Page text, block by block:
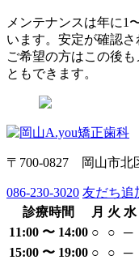
メンテナンスは年に1
います。安定が確認さ
ご希望の方はこの後
ともできます。
〒700-0827 岡山市北
086-230-3020 友だち追
診療時間
月 火 水
11:00 〜 14:00 ○ ○ ─
15:00 〜 19:00 ○ ○ ─